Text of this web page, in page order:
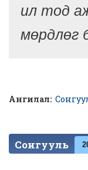
ил тод
мөрдлөг
Ангилал:
Сонгууль